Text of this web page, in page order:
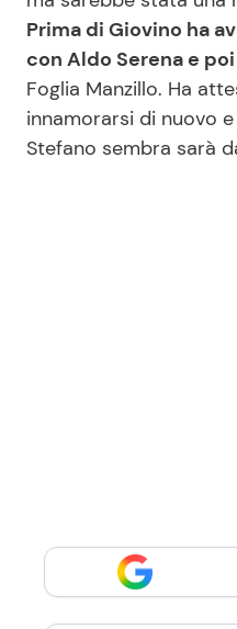
Prima di Giovino ha
con Aldo Serena e
Foglia Manzillo. Ha
innamorarsi di nuovo
Stefano sembra sarà